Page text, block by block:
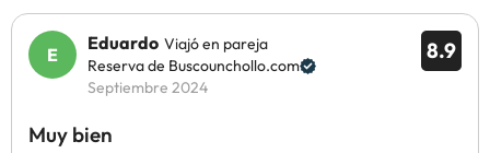
8.9
Eduardo Viajó en pareja
Reserva de Buscounchollo.com
Septiembre 2024
Muy bien